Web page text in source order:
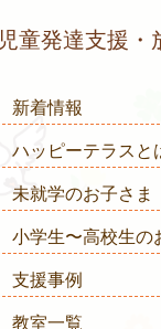
児童発達支援
新着情報
ハッピーテラスと
未就学のお子さま
小学生〜高校生の
支援事例
教室一覧